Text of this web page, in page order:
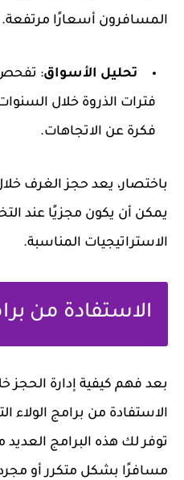
المسافرون أسعارًا مرتفعة.
تحليل الأسواق:
فترات الذروة خلال
فكرة عن الاتجاهات.
باختصار، يعد حجز الغرف
يمكن أن يكون مجزيًا عند
الاستراتيجيات المناسبة.
الاستفادة من
بعد فهم كيفية إدارة
الاستفادة
مسافرًا بشكل متكرر أو مجرد